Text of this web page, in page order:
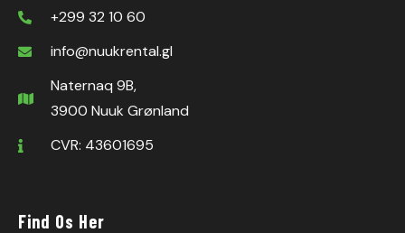
+299 32 10 60
info@nuukrental.gl
Naternaq 9B,
3900 Nuuk Grønland
CVR: 43601695
Find Os Her